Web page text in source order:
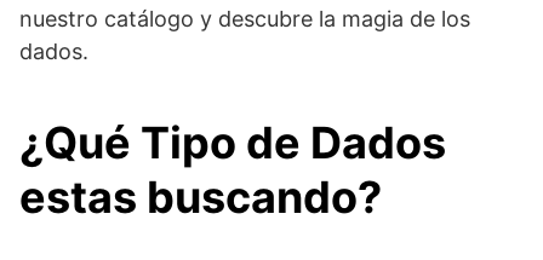
nuestro catálogo y descubre la magia de los
dados.
¿Qué Tipo de Dados
estas buscando?